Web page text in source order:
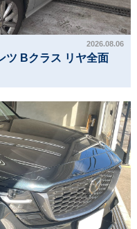
2026.08.06
ツ Bクラス リヤ全面